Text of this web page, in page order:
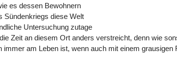
es dessen Bewohnern
Sündenkriegs diese Welt
Untersuchung zutage
Zeit an diesem Ort anders verstreicht, denn wie
immer am Leben ist, wenn auch mit einem